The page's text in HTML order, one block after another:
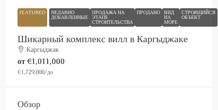
FEATURED НЕДАВНО
ДОБАВЛЕННЫЕ
ПРОДАЖА НА
ЭТАПЕ
СТРОИТЕЛЬСТВА
ПРОДАНО ВИД
НА
МОРЕ
СТРОЯЩИЙСЯ
ОБЪЕКТ
Шикарный комплекс вилл в Каргыджаке
Каргыджак
от€1,011,000
€1,729,000/до
Обзор